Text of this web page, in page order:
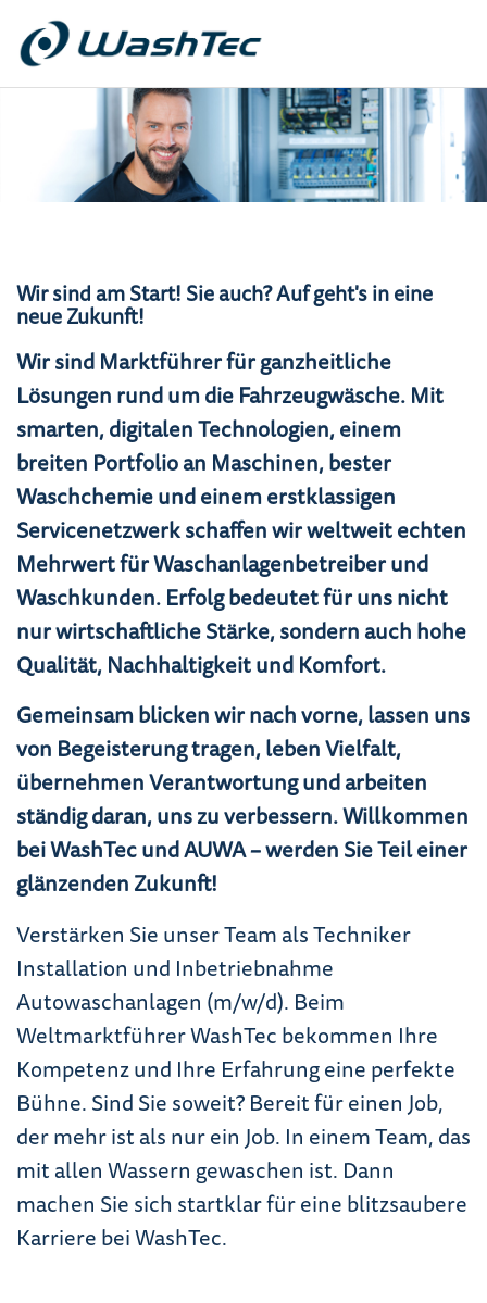
Wir sind am Start! Sie auch? Auf geht's in eine
neue Zukunft!
Wir sind Marktführer für ganzheitliche
Lösungen rund um die Fahrzeugwäsche. Mit
smarten, digitalen Technologien, einem
breiten Portfolio an Maschinen, bester
Waschchemie und einem erstklassigen
Servicenetzwerk schaffen wir weltweit echten
Mehrwert für Waschanlagenbetreiber und
Waschkunden. Erfolg bedeutet für uns nicht
nur wirtschaftliche Stärke, sondern auch hohe
Qualität, Nachhaltigkeit und Komfort.
Gemeinsam blicken wir nach vorne, lassen uns
von Begeisterung tragen, leben Vielfalt,
übernehmen Verantwortung und arbeiten
ständig daran, uns zu verbessern. Willkommen
bei WashTec und AUWA – werden Sie Teil einer
glänzenden Zukunft!
Verstärken Sie unser Team als Techniker
Installation und Inbetriebnahme
Autowaschanlagen (m/w/d). Beim
Weltmarktführer WashTec bekommen Ihre
Kompetenz und Ihre Erfahrung eine perfekte
Bühne. Sind Sie soweit? Bereit für einen Job,
der mehr ist als nur ein Job. In einem Team, das
mit allen Wassern gewaschen ist. Dann
machen Sie sich startklar für eine blitzsaubere
Karriere bei WashTec.